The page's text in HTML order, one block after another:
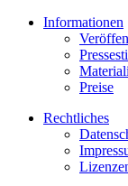
Informationen
Preise
Rechtliches